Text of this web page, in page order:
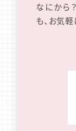
なにから
も、お気